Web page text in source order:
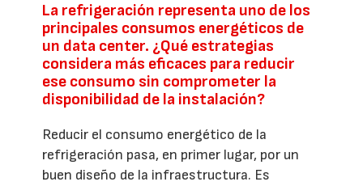
La refrigeración representa uno de los
principales consumos energéticos de
un data center. ¿Qué estrategias
considera más eficaces para reducir
ese consumo sin comprometer la
disponibilidad de la instalación?
Reducir el consumo energético de la
refrigeración pasa, en primer lugar, por un
buen diseño de la infraestructura. Es